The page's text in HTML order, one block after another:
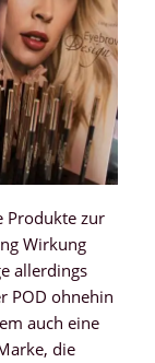
Produkte zur
Wirkung
allerdings
POD ohnehin
auch eine
die